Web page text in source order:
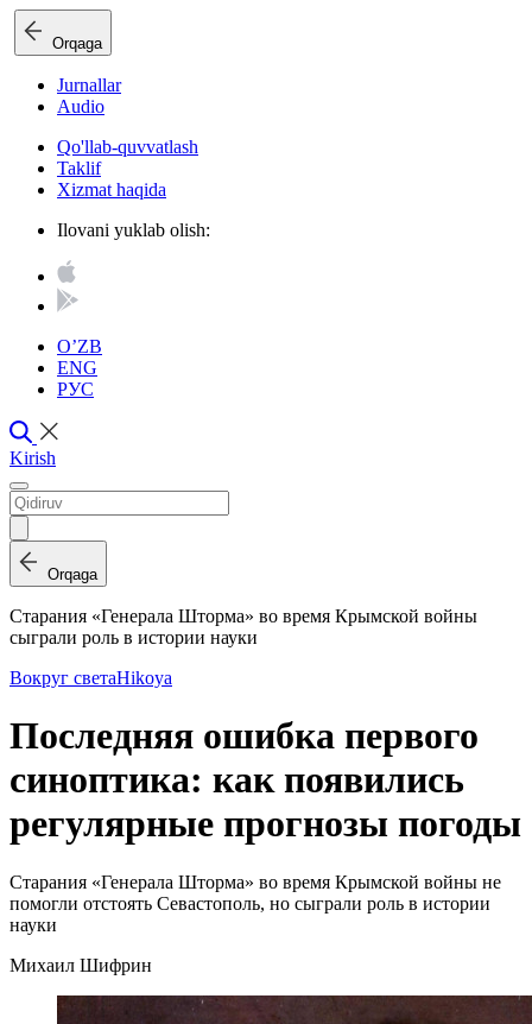
Orqaga
Jurnallar
Audio
Qo'llab-quvvatlash
Taklif
Xizmat haqida
Ilovani yuklab olish:
O’ZB
ENG
РУС
Kirish
Orqaga
Старания «Генерала Шторма» во время Крымской войны
сыграли роль в истории науки
Вокруг светаHikoya
Последняя ошибка первого
синоптика: как появились
регулярные прогнозы погоды
Старания «Генерала Шторма» во время Крымской войны не
помогли отстоять Севастополь, но сыграли роль в истории
науки
Михаил Шифрин